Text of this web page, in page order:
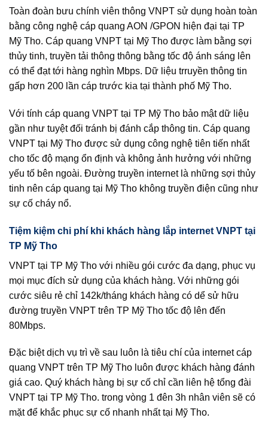
Toàn đoàn bưu chính viên thông VNPT sử dụng hoàn toàn
bằng công nghệ cáp quang AON /GPON hiện đại tại TP
Mỹ Tho. Cáp quang VNPT tại Mỹ Tho được làm bằng sợi
thủy tinh, truyền tải thông thông bằng tốc độ ánh sáng lên
có thể đạt tới hàng nghìn Mbps. Dữ liệu trruyền thông tin
gấp hơn 200 lần cáp trước kia tại thành phố Mỹ Tho.
Với tính cáp quang VNPT tại TP Mỹ Tho bảo mật dữ liệu
gần như tuyệt đối tránh bị đánh cắp thông tin. Cáp quang
VNPT tại Mỹ Tho được sử dụng công nghệ tiên tiến nhất
cho tốc độ mạng ổn định và không ảnh hưởng với những
yếu tố bên ngoài. Đường truyền internet là những sợi thủy
tinh nên cáp quang tại Mỹ Tho không truyền điện cũng như
sự cố cháy nổ.
Tiệm kiệm chi phí khi khách hàng lắp internet VNPT tại
TP Mỹ Tho
VNPT tại TP Mỹ Tho với nhiều gói cước đa dạng, phục vụ
mọi mục đích sử dụng của khách hàng. Với những gói
cước siêu rẻ chỉ 142k/tháng khách hàng có dể sử hữu
đường truyền VNPT trên TP Mỹ Tho tốc độ lên đến
80Mbps.
Đặc biệt dịch vụ trì về sau luôn là tiêu chí của internet cáp
quang VNPT trên TP Mỹ Tho luôn được khách hàng đánh
giá cao. Quý khách hàng bị sự cố chỉ cần liên hệ tổng đài
VNPT tại TP Mỹ Tho. trong vòng 1 đên 3h nhân viên sẽ có
mặt để khắc phục sự cố nhanh nhất tại Mỹ Tho.